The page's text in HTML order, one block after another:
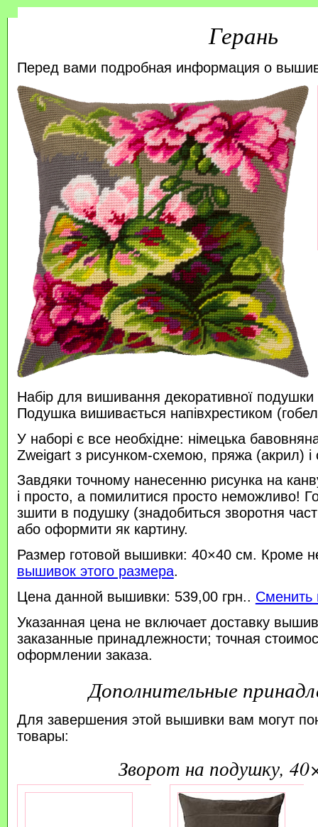
Герань
Перед вами подробная информация о
Набір для вишивання декоративної
Подушка вишивається напівхрестиком
У наборі є все необхідне: німецька
Zweigart з рисунком-схемою, пряжа (акрил) і
Завдяки точному нанесенню рисунка на
і просто, а помилитися просто неможливо!
зшити в подушку (знадобиться зворотня
або оформити як картину.
Размер готовой вышивки: 40×40 см. Кроме
вышивок этого размера.
Цена данной вышивки: 539,00 грн.. Сменить
Указанная цена не включает доставку
заказанные принадлежности; точная
оформлении заказа.
Дополнительные
Для завершения этой вышивки вам могут
товары:
зворот на подушку,